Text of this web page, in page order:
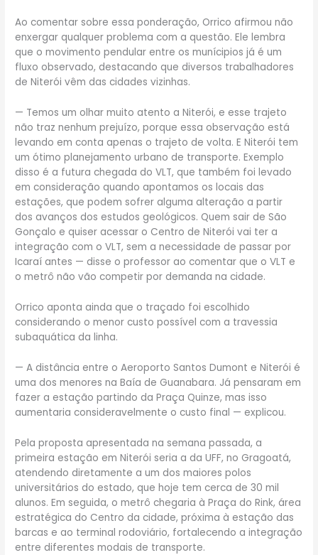
Ao comentar sobre essa ponderação, Orrico afirmou não
enxergar qualquer problema com a questão. Ele lembra
que o movimento pendular entre os munícipios já é um
fluxo observado, destacando que diversos trabalhadores
de Niterói vêm das cidades vizinhas.
— Temos um olhar muito atento a Niterói, e esse trajeto
não traz nenhum prejuízo, porque essa observação está
levando em conta apenas o trajeto de volta. E Niterói tem
um ótimo planejamento urbano de transporte. Exemplo
disso é a futura chegada do VLT, que também foi levado
em consideração quando apontamos os locais das
estações, que podem sofrer alguma alteração a partir
dos avanços dos estudos geológicos. Quem sair de São
Gonçalo e quiser acessar o Centro de Niterói vai ter a
integração com o VLT, sem a necessidade de passar por
Icaraí antes — disse o professor ao comentar que o VLT e
o metrô não vão competir por demanda na cidade.
Orrico aponta ainda que o traçado foi escolhido
considerando o menor custo possível com a travessia
subaquática da linha.
— A distância entre o Aeroporto Santos Dumont e Niterói é
uma dos menores na Baía de Guanabara. Já pensaram em
fazer a estação partindo da Praça Quinze, mas isso
aumentaria consideravelmente o custo final — explicou.
Pela proposta apresentada na semana passada, a
primeira estação em Niterói seria a da UFF, no Gragoatá,
atendendo diretamente a um dos maiores polos
universitários do estado, que hoje tem cerca de 30 mil
alunos. Em seguida, o metrô chegaria à Praça do Rink, área
estratégica do Centro da cidade, próxima à estação das
barcas e ao terminal rodoviário, fortalecendo a integração
entre diferentes modais de transporte.